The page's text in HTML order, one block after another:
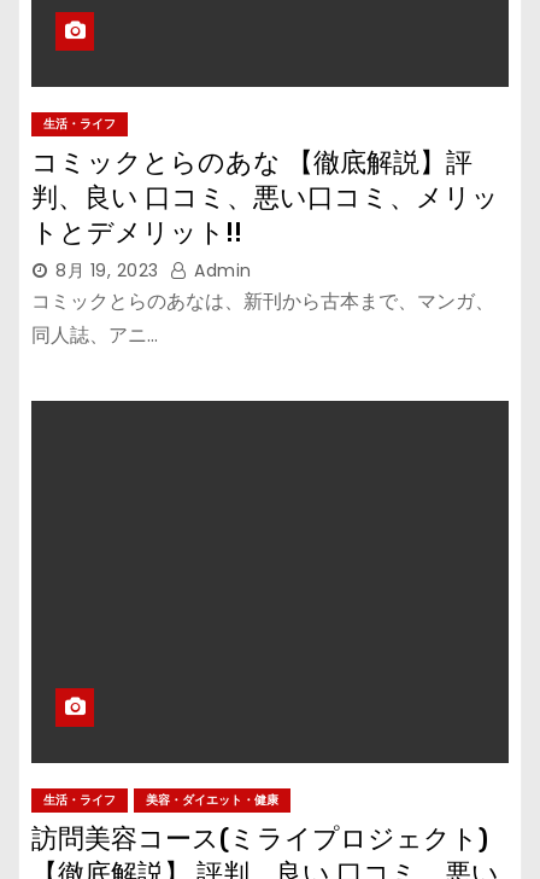
生活・ライフ
コミックとらのあな 【徹底解説】評
判、良い 口コミ、悪い口コミ、メリッ
トとデメリット!!
8月 19, 2023 Admin
コミックとらのあなは、新刊から古本まで、マンガ、
同人誌、アニ…
生活・ライフ 美容・ダイエット・健康
訪問美容コース(ミライプロジェクト)